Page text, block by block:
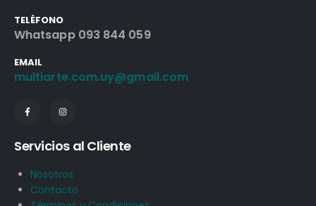
TELÉFONO
Whatsapp 093 844 059
EMAIL
multiarte.com.uy@gmail.com
Servicios al Cliente
Nosotros
Contacto